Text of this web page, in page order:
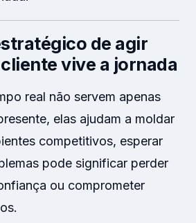
de agir
vive a jornada
real não servem apenas
elas ajudam a moldar
competitivos, esperar
pode significar perder
ou comprometer